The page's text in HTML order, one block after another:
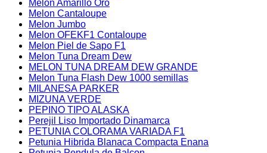
Melon Amarillo Oro
Melon Cantaloupe
Melon Jumbo
Melon OFEKF1 Contaloupe
Melon Piel de Sapo F1
Melon Tuna Dream Dew
MELON TUNA DREAM DEW GRANDE
Melon Tuna Flash Dew 1000 semillas
MILANESA PARKER
MIZUNA VERDE
PEPINO TIPO ALASKA
Perejil Liso Importado Dinamarca
PETUNIA COLORAMA VARIADA F1
Petunia Hibrida Blanaca Compacta Enana